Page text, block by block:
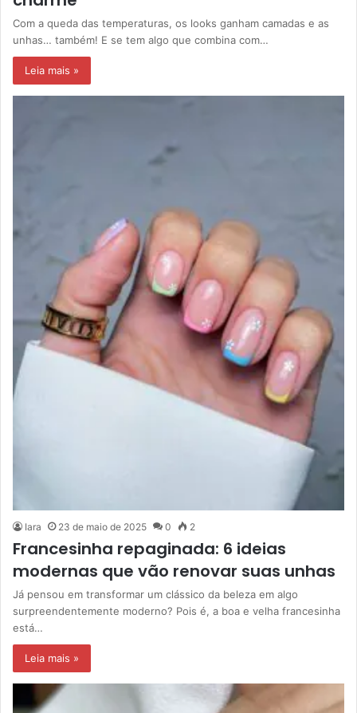
Com a queda das temperaturas, os looks ganham camadas e as
unhas… também! E se tem algo que combina com…
Leia mais »
Iara 23 de maio de 2025 0 2
Francesinha repaginada: 6 ideias
modernas que vão renovar suas unhas
Já pensou em transformar um clássico da beleza em algo
surpreendentemente moderno? Pois é, a boa e velha francesinha
está…
Leia mais »